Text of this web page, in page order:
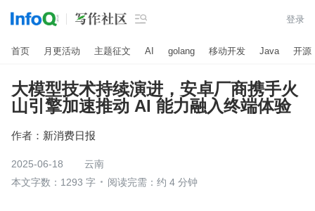
 登录
首页 月更活动 主题征文 AI golang 移动开发 Java 开源
大模型技术持续演进，安卓厂商携手火
山引擎加速推动 AI 能力融入终端体验
作者： 新消费日报
2025-06-18
云南
本文字数：1293 字
阅读完需：约 4 分钟